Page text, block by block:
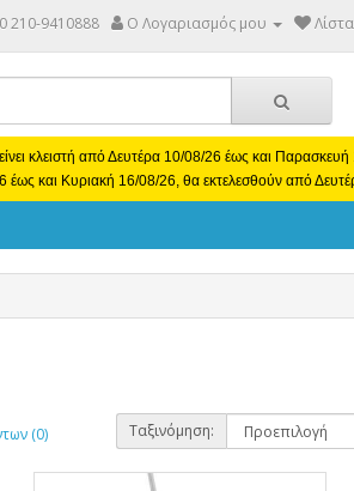
210-9410888 Ο Λογαριασμός μου
κλειστή από Δευτέρα 10/08/26 έως και
και Κυριακή 16/08/26, θα εκτελεσθούν από
(0) Ταξινόμηση: